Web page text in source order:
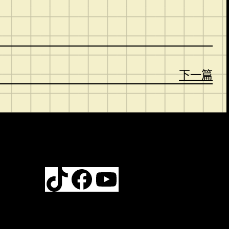
下一篇
TikTok Facebook YouTube